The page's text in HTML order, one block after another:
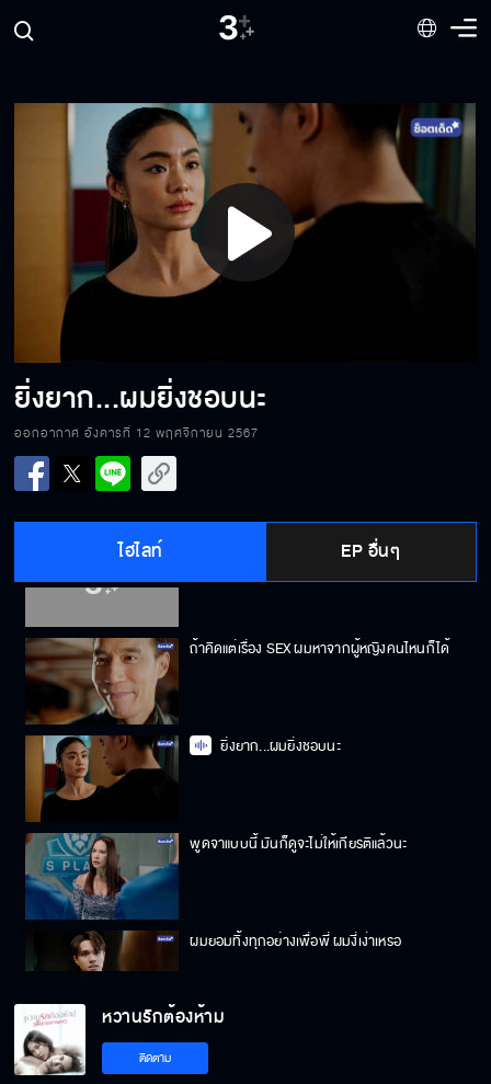
Play
ยิ่งยาก...ผมยิ่งชอบนะ
ออกอากาศ อังคารที่ 12 พฤศจิกายน 2567
ไฮไลท์ EP อื่นๆ
ทำไมต้องคิดเล็กคิดน้อยไม่เลิก
แกจะเลี้ยงผัวเหมือนเลี้ยงลูกไม่ได้
ไม่ว่าจะเกิดอะไรขึ้นผมก็จะอยู่เคียงข้างพี่
ถ้าคิดแต่เรื่อง SEX ผมหาจากผู้หญิงคนไหนก็ได้
ยิ่งยาก...ผมยิ่งชอบนะ
พูดจาแบบนี้ มันก็ดูจะไม่ให้เกียรติแล้วนะ
ผมยอมทิ้งทุกอย่างเพื่อพี่ ผมงี่เง่าเหรอ
อย่ามองฉันเป็นคนอื่นได้มั้ย
หวานรักต้องห้าม
ติดตาม